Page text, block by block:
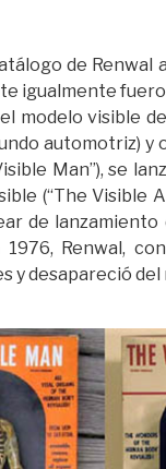
de Renwal
igualmente
modelo visible
automotriz) y
Man”), se
(“The Visible
de lanzamiento
Renwal,
y desapareció del